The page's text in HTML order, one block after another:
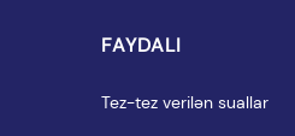
FAYDALI
Tez-tez verilən suallar